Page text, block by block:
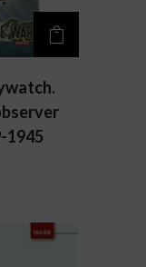
1945